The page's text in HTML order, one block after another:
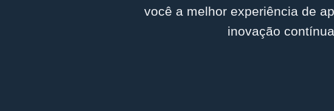
você a melhor experiência de
inovação